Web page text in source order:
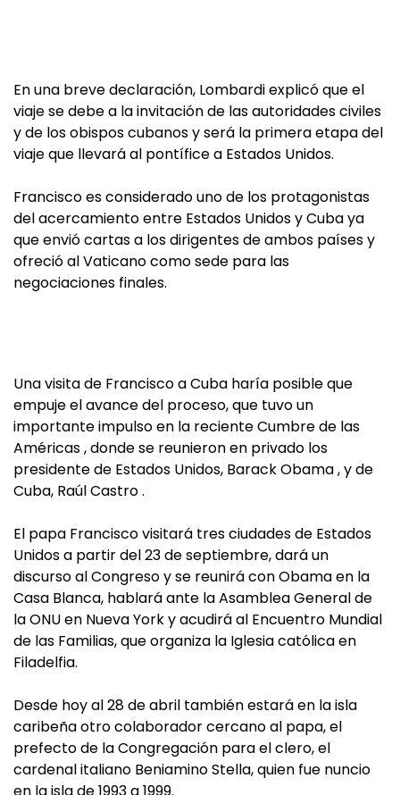
En una breve declaración, Lombardi explicó que el
viaje se debe a la invitación de las autoridades civiles
y de los obispos cubanos y será la primera etapa del
viaje que llevará al pontífice a Estados Unidos.
Francisco es considerado uno de los protagonistas
del acercamiento entre Estados Unidos y Cuba ya
que envió cartas a los dirigentes de ambos países y
ofreció al Vaticano como sede para las
negociaciones finales.
Una visita de Francisco a Cuba haría posible que
empuje el avance del proceso, que tuvo un
importante impulso en la reciente Cumbre de las
Américas , donde se reunieron en privado los
presidente de Estados Unidos, Barack Obama , y de
Cuba, Raúl Castro .
El papa Francisco visitará tres ciudades de Estados
Unidos a partir del 23 de septiembre, dará un
discurso al Congreso y se reunirá con Obama en la
Casa Blanca, hablará ante la Asamblea General de
la ONU en Nueva York y acudirá al Encuentro Mundial
de las Familias, que organiza la Iglesia católica en
Filadelfia.
Desde hoy al 28 de abril también estará en la isla
caribeña otro colaborador cercano al papa, el
prefecto de la Congregación para el clero, el
cardenal italiano Beniamino Stella, quien fue nuncio